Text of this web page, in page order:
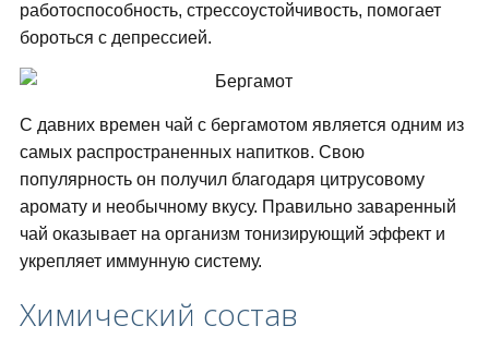
работоспособность, стрессоустойчивость, помогает
бороться с депрессией.
С давних времен чай с бергамотом является одним из
самых распространенных напитков. Свою
популярность он получил благодаря цитрусовому
аромату и необычному вкусу. Правильно заваренный
чай оказывает на организм тонизирующий эффект и
укрепляет иммунную систему.
Химический состав